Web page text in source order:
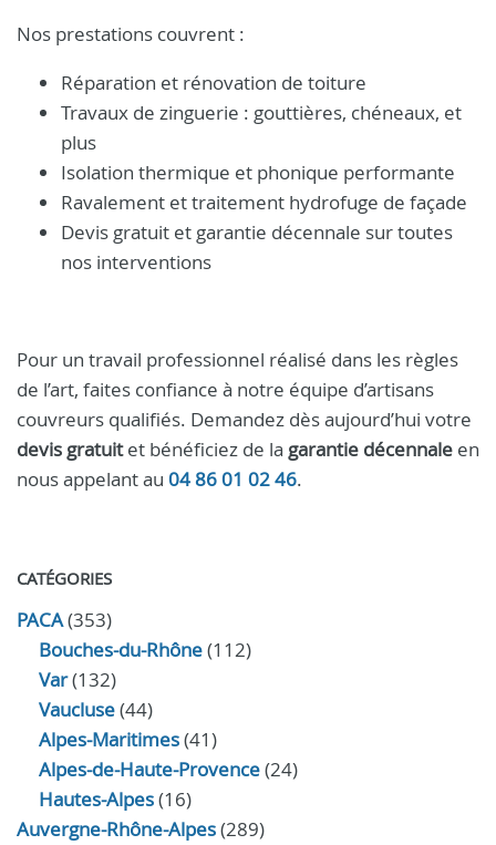
Nos prestations couvrent :
Réparation et rénovation de toiture
Travaux de zinguerie : gouttières, chéneaux, et
plus
Isolation thermique et phonique performante
Ravalement et traitement hydrofuge de façade
Devis gratuit et garantie décennale sur toutes
nos interventions
Pour un travail professionnel réalisé dans les règles
de l’art, faites confiance à notre équipe d’artisans
couvreurs qualifiés. Demandez dès aujourd’hui votre
devis gratuitet bénéficiez de la garantie décennale en
nous appelant au 04 86 01 02 46.
CATÉGORIES
PACA(353)
Bouches-du-Rhône(112)
Var(132)
Vaucluse(44)
Alpes-Maritimes(41)
Alpes-de-Haute-Provence(24)
Hautes-Alpes(16)
Auvergne-Rhône-Alpes(289)